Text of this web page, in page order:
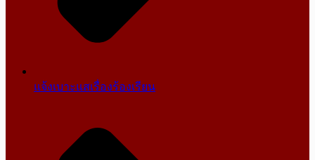
แจ้งเบาะแสเรื่องร้องเรียน